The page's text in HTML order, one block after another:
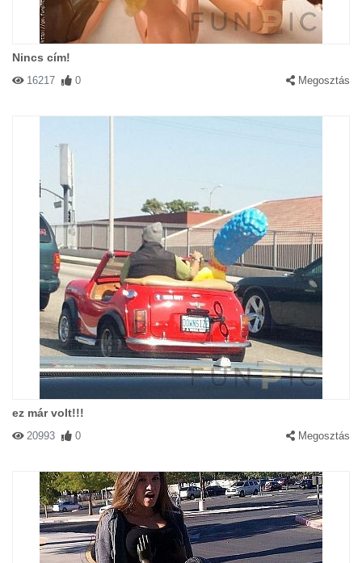
Nincs cím!
16217 0 Megosztás
ez már volt!!!
20993 0 Megosztás